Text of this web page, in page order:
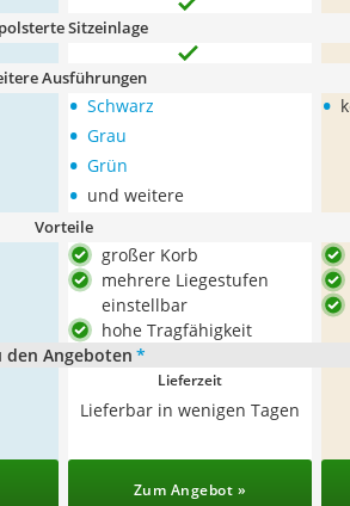
Sitzeinlage
Ausführungen
• Schwarz
• Grau
• Grün
• und weitere
•
Vorteile
großer Korb
mehrere Liegestufen
einstellbar
hohe Tragfähigkeit
den Angeboten *
Lieferzeit
Lieferbar in wenigen Tagen
Zum Angebot »